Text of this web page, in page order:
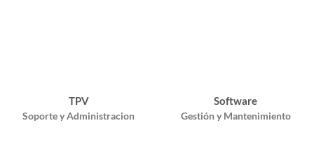
TPV
Soporte y Administracion
Software
Gestión y Mantenimiento